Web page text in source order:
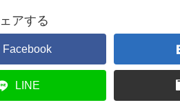
アする
Facebook
LINE